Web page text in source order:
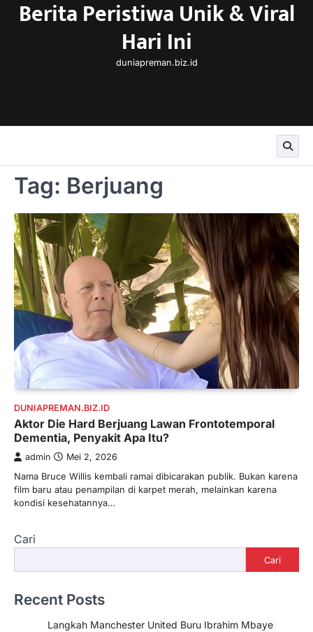
SkipBerita Peristiwa Unik & Viral
Hari Ini
duniapreman.biz.id
Tag: Berjuang
DUNIAPREMAN.BIZ.ID
Aktor Die Hard Berjuang Lawan Frontotemporal
Dementia, Penyakit Apa Itu?
admin Mei 2, 2026
Nama Bruce Willis kembali ramai dibicarakan publik. Bukan karena
film baru atau penampilan di karpet merah, melainkan karena
kondisi kesehatannya…
Cari
Cari
Recent Posts
Langkah Manchester United Buru Ibrahim Mbaye